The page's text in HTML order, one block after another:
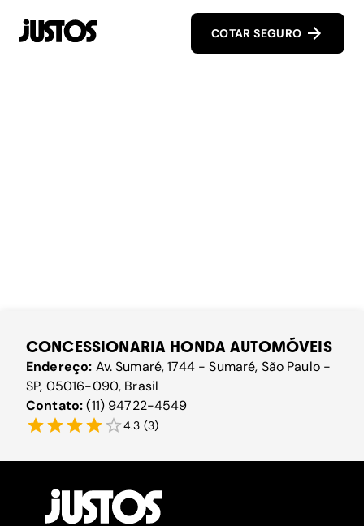
COTAR SEGURO
CONCESSIONARIA HONDA AUTOMÓVEIS
Endereço: Av. Sumaré, 1744 - Sumaré, São Paulo -
SP, 05016-090, Brasil
Contato:(11) 94722-4549
4.3 (3)